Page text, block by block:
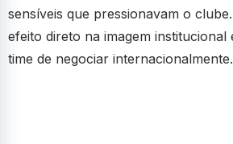
sensíveis que pressionavam o
efeito direto na imagem institucional
time de negociar internacionalmente.